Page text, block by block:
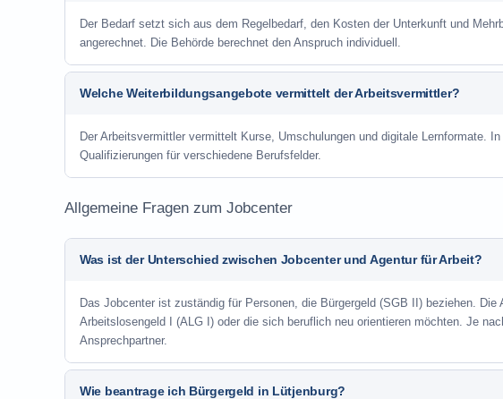
Der Bedarf setzt sich aus dem Regelbedarf, den Kosten der Unterkunft und
angerechnet. Die Behörde berechnet den Anspruch individuell.
Welche Weiterbildungsangebote vermittelt der Arbeitsvermittler?
Der Arbeitsvermittler vermittelt Kurse, Umschulungen und digitale Lernformate.
Qualifizierungen für verschiedene Berufsfelder.
Allgemeine Fragen zum Jobcenter
Was ist der Unterschied zwischen Jobcenter und Agentur für Arbeit?
Das Jobcenter ist zuständig für Personen, die Bürgergeld (SGB II) beziehen.
Arbeitslosengeld I (ALG I) oder die sich beruflich neu orientieren möchten. Je
Ansprechpartner.
Wie beantrage ich Bürgergeld in Lütjenburg?